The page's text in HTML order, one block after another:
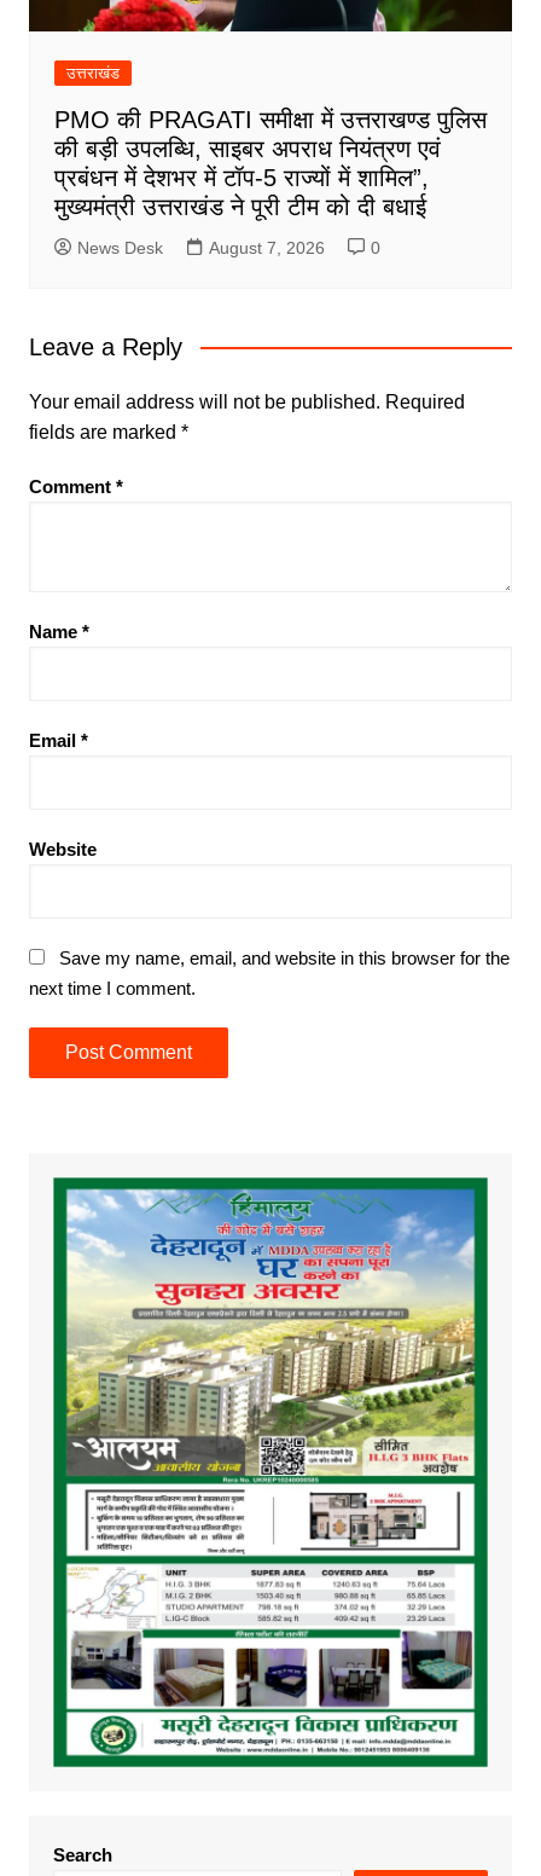
उत्तराखंड
PMO की PRAGATI समीक्षा में उत्तराखण्ड पुलिस
की बड़ी उपलब्धि, साइबर अपराध नियंत्रण एवं
प्रबंधन में देशभर में टॉप-5 राज्यों में शामिल”,
मुख्यमंत्री उत्तराखंड ने पूरी टीम को दी बधाई
News Desk August 7, 2026 0
Leave a Reply
Your email address will not be published. Required
fields are marked *
Comment *
Name *
Email *
Website
Save my name, email, and website in this browser for the
next time I comment.
Search